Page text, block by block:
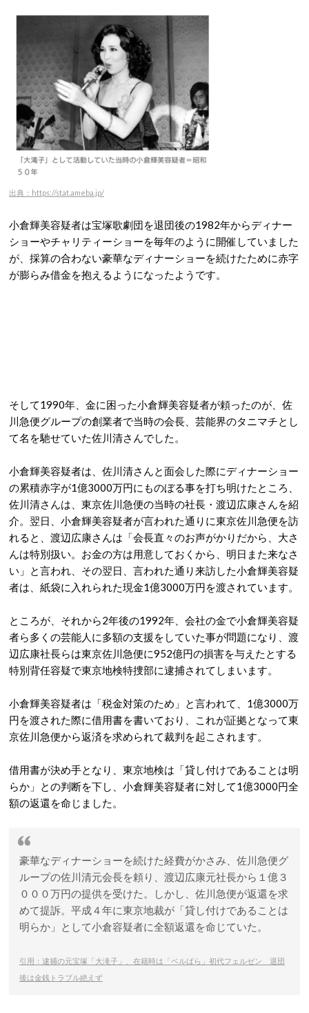
出典：https://stat.ameba.jp/
小倉輝美容疑者は宝塚歌劇団を退団後の1982年からディナー
ショーやチャリティーショーを毎年のように開催していました
が、採算の合わない豪華なディナーショーを続けたために赤字
が膨らみ借金を抱えるようになったようです。
そして1990年、金に困った小倉輝美容疑者が頼ったのが、佐
川急便グループの創業者で当時の会長、芸能界のタニマチとし
て名を馳せていた佐川清さんでした。
小倉輝美容疑者は、佐川清さんと面会した際にディナーショー
の累積赤字が1億3000万円にものぼる事を打ち明けたところ、
佐川清さんは、東京佐川急便の当時の社長・渡辺広康さんを紹
介。翌日、小倉輝美容疑者が言われた通りに東京佐川急便を訪
れると、渡辺広康さんは「会長直々のお声がかりだから、大さ
んは特別扱い。お金の方は用意しておくから、明日また来なさ
い」と言われ、その翌日、言われた通り来訪した小倉輝美容疑
者は、紙袋に入れられた現金1億3000万円を渡されています。
ところが、それから2年後の1992年、会社の金で小倉輝美容疑
者ら多くの芸能人に多額の支援をしていた事が問題になり、渡
辺広康社長らは東京佐川急便に952億円の損害を与えたとする
特別背任容疑で東京地検特捜部に逮捕されてしまいます。
小倉輝美容疑者は「税金対策のため」と言われて、1億3000万
円を渡された際に借用書を書いており、これが証拠となって東
京佐川急便から返済を求められて裁判を起こされます。
借用書が決め手となり、東京地検は「貸し付けであることは明
らか」との判断を下し、小倉輝美容疑者に対して1億3000円全
額の返還を命じました。
豪華なディナーショーを続けた経費がかさみ、佐川急便グ
ループの佐川清元会長を頼り、渡辺広康元社長から１億３
０００万円の提供を受けた。しかし、佐川急便が返還を求
めて提訴。平成４年に東京地裁が「貸し付けであることは
明らか」として小倉容疑者に全額返還を命じていた。
引用：逮捕の元宝塚「大滝子」、在籍時は「ベルばら」初代フェルゼン 退団
後は金銭トラブル絶えず